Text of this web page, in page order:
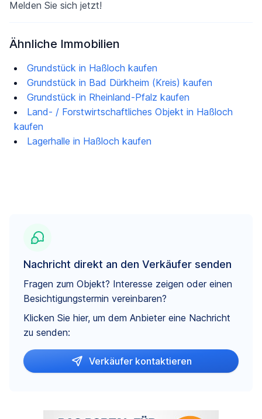
Melden Sie sich jetzt!
Ähnliche Immobilien
Grundstück in Haßloch kaufen
Grundstück in Bad Dürkheim (Kreis) kaufen
Grundstück in Rheinland-Pfalz kaufen
Land- / Forstwirtschaftliches Objekt in Haßloch
kaufen
Lagerhalle in Haßloch kaufen
Nachricht direkt an den Verkäufer senden
Fragen zum Objekt? Interesse zeigen oder einen
Besichtigungstermin vereinbaren?
Klicken Sie hier, um dem Anbieter eine Nachricht
zu senden:
Verkäufer kontaktieren